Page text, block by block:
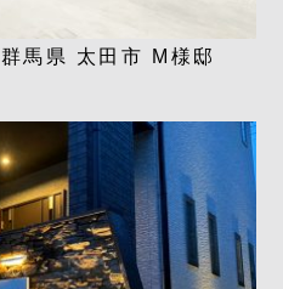
馬県 太田市 M様邸